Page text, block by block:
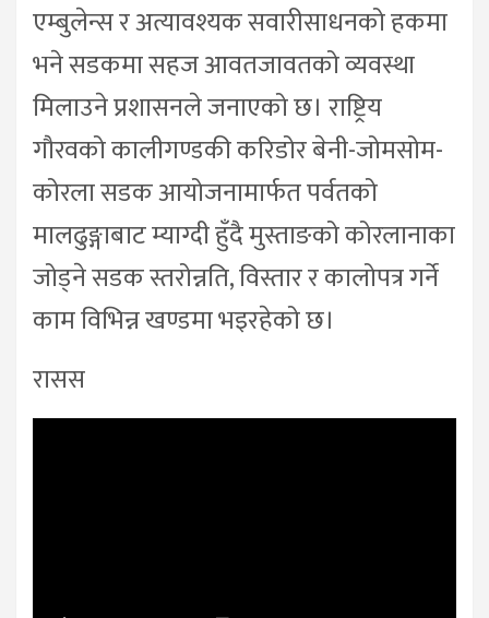
एम्बुलेन्स र अत्यावश्यक सवारीसाधनको हकमा
भने सडकमा सहज आवतजावतको व्यवस्था
मिलाउने प्रशासनले जनाएको छ। राष्ट्रिय
गौरवको कालीगण्डकी करिडोर बेनी-जोमसोम-
कोरला सडक आयोजनामार्फत पर्वतको
मालढुङ्गाबाट म्याग्दी हुँदै मुस्ताङको कोरलानाका
जोड्ने सडक स्तरोन्नति, विस्तार र कालोपत्र गर्ने
काम विभिन्न खण्डमा भइरहेको छ।
रासस